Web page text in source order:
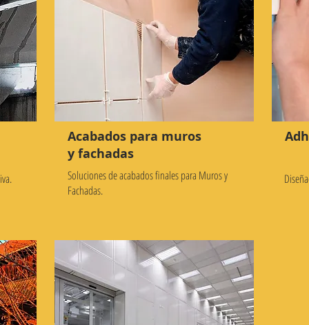
Acabados para muros
y fachadas
Soluciones de acabados finales para Muros y
Fachadas.